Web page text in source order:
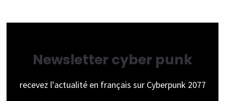
Newsletter cyber punk
recevez l'actualité en français sur Cyberpunk 2077